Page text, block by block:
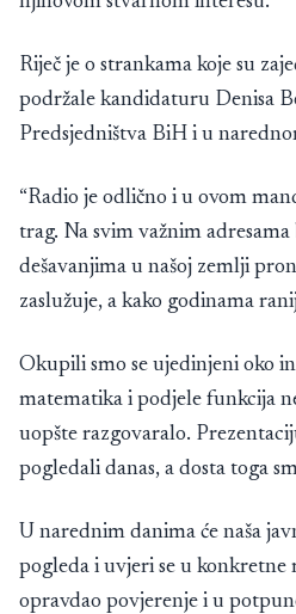
Riječ je o strankama koje su
podržale kandidaturu Denisa
Predsjedništva BiH i u
“Radio je odlično i u ovom
trag. Na svim važnim
dešavanjima u našoj zemlji
zaslužuje, a kako godinama
Okupili smo se ujedinjeni oko
matematika i podjele funkcija
uopšte razgovaralo.
pogledali danas, a dosta toga
U narednim danima će naša
pogleda i uvjeri se u konkretne
opravdao povjerenje i u